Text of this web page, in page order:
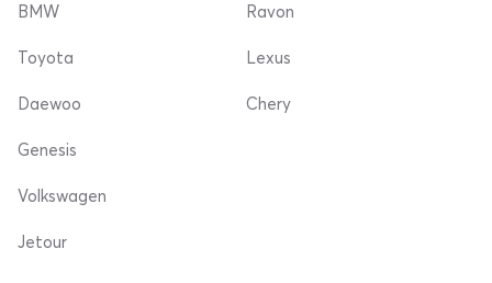
BMW
Toyota
Daewoo
Ravon
Lexus
Chery
Genesis
Volkswagen
Jetour